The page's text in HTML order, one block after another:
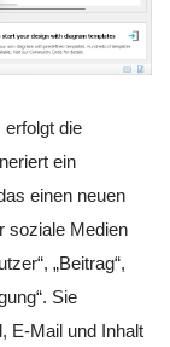
erfolgt die
ein
einen neuen
soziale Medien
„Beitrag“,
Sie
E-Mail und Inhalt